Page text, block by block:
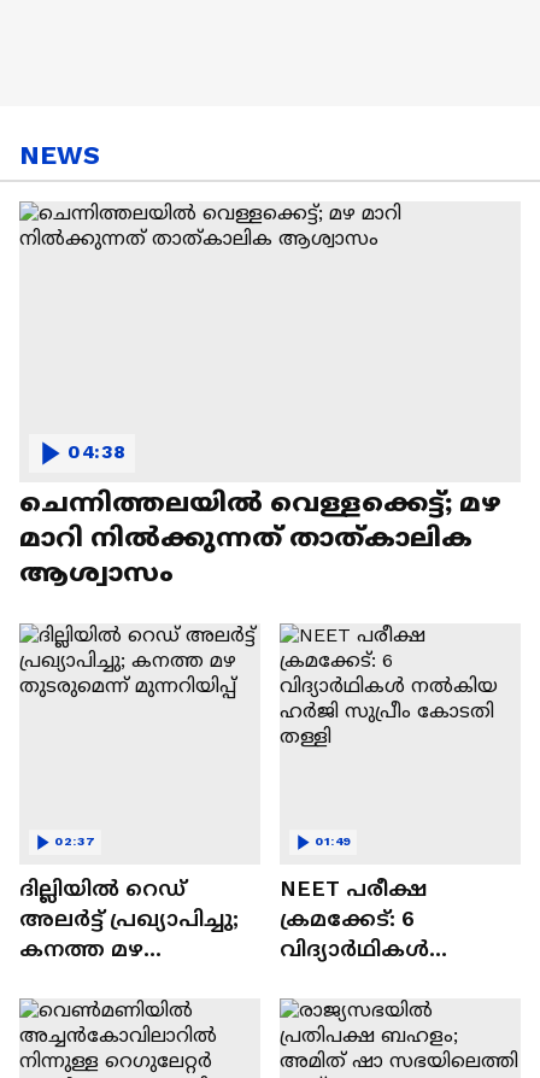
NEWS
ചെന്നിത്തലയിൽ വെള്ളക്കെട്ട്; മഴ
മാറി നിൽക്കുന്നത് താത്കാലിക
ആശ്വാസം
04:38
ദില്ലിയിൽ റെഡ്
അലർട്ട് പ്രഖ്യാപിച്ചു;
കനത്ത മഴ
മുന്നറിയിപ്പ്
02:37
NEET പരീക്ഷ
ക്രമക്കേട്: 6
വിദ്യാർഥികൾ
സുപ്രീം കോടതി
തള്ളി
01:49